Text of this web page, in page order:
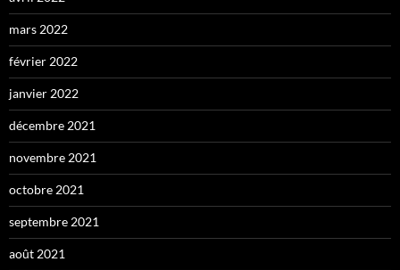
mars 2022
février 2022
janvier 2022
décembre 2021
novembre 2021
octobre 2021
septembre 2021
août 2021